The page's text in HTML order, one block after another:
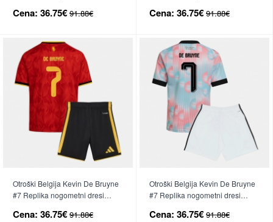
Rokav (+ hlače)
Cena: 36.75€ 91.88€
Kratek Rokav (+ hlače)
Cena: 36.75€ 91.88€
Otroški Belgija Kevin De Bruyne
#7 Replika nogometni dresi
Rokav (+ hlače)
Cena: 36.75€ 91.88€
Otroški Belgija Kevin De Bruyne
#7 Replika nogometni dresi
Kratek Rokav (+ hlače)
Cena: 36.75€ 91.88€